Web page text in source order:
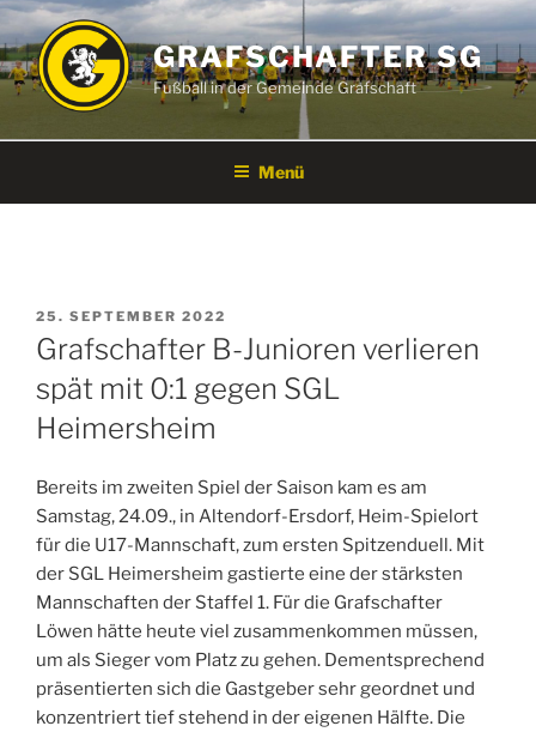
Zum
Inhalt
springen
GRAFSCHAFTER SG
Fußball in der Gemeinde Grafschaft
Menü
VERÖFFENTLICHT
AM
25. SEPTEMBER 2022
Grafschafter B-Junioren verlieren
spät mit 0:1 gegen SGL
Heimersheim
Bereits im zweiten Spiel der Saison kam es am
Samstag, 24.09., in Altendorf-Ersdorf, Heim-Spielort
für die U17-Mannschaft, zum ersten Spitzenduell. Mit
der SGL Heimersheim gastierte eine der stärksten
Mannschaften der Staffel 1. Für die Grafschafter
Löwen hätte heute viel zusammenkommen müssen,
um als Sieger vom Platz zu gehen. Dementsprechend
präsentierten sich die Gastgeber sehr geordnet und
konzentriert tief stehend in der eigenen Hälfte. Die